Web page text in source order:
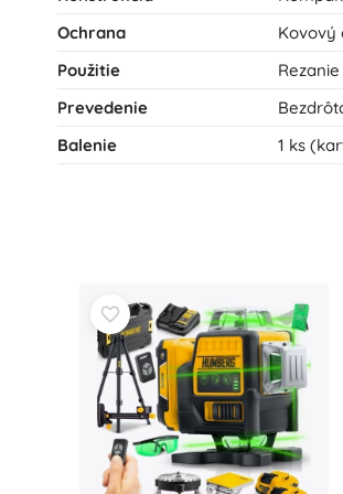
Ochrana
Kovový
Použitie
Prevedenie
Balenie
1 ks